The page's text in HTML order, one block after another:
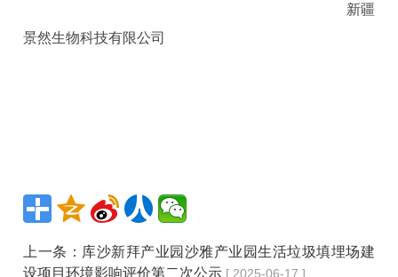
新疆
景然生物科技有限公司
上一条： 库沙新拜产业园沙雅产业园生活垃圾填埋场建
设项目环境影响评价第二次公示 [ 2025-06-17 ]